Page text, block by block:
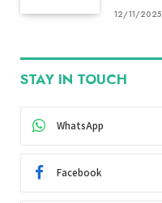
12/11/2025
STAY IN TOUCH
WhatsApp
Facebook